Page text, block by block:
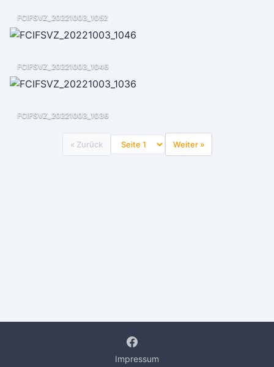
FCIFSVZ_20221003_1052
FCIFSVZ_20221003_1046
FCIFSVZ_20221003_1036
« Zurück Weiter »
Impressum